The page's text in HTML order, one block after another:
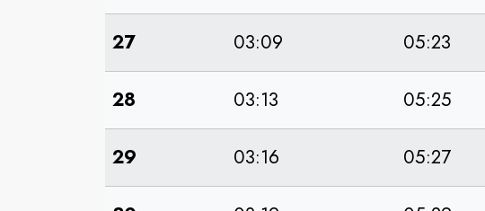
27 03:09 05:23
28 03:13 05:25
29 03:16 05:27